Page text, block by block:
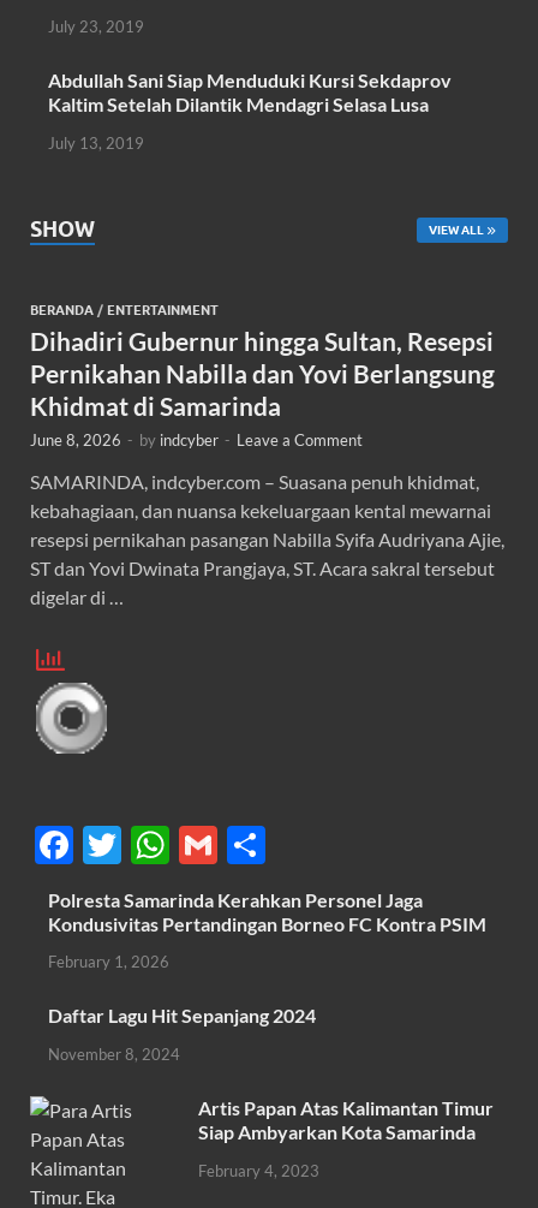
July 23, 2019
Abdullah Sani Siap Menduduki Kursi Sekdaprov
Kaltim Setelah Dilantik Mendagri Selasa Lusa
July 13, 2019
SHOW VIEW ALL
BERANDA / ENTERTAINMENT
Dihadiri Gubernur hingga Sultan, Resepsi
Pernikahan Nabilla dan Yovi Berlangsung
Khidmat di Samarinda
June 8, 2026 - by indcyber - Leave a Comment
SAMARINDA, indcyber.com – Suasana penuh khidmat,
kebahagiaan, dan nuansa kekeluargaan kental mewarnai
resepsi pernikahan pasangan Nabilla Syifa Audriyana Ajie,
ST dan Yovi Dwinata Prangjaya, ST. Acara sakral tersebut
digelar di …
F
ac
e
b
o
o
k
T
w
itt
er
W
h
at
A
p
p
G
m
ail
h
ar
Polresta Samarinda Kerahkan Personel Jaga
Kondusivitas Pertandingan Borneo FC Kontra PSIM
February 1, 2026
Daftar Lagu Hit Sepanjang 2024
November 8, 2024
Artis Papan Atas Kalimantan Timur
Siap Ambyarkan Kota Samarinda
February 4, 2023